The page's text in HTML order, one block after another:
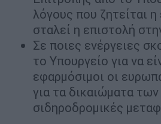
λόγους που ζητείται η
σταλεί η επιστολή
Σε ποιες ενέργειες
το Υπουργείο για να
εφαρμόσιμοι οι
για τα δικαιώματα
σιδηροδρομικές